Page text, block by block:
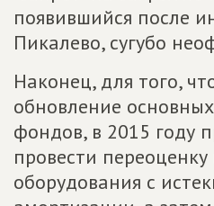
появившийся после
Пикалево, сугубо
Наконец, для того,
обновление
фондов, в 2015 году
провести переоценку
оборудования с